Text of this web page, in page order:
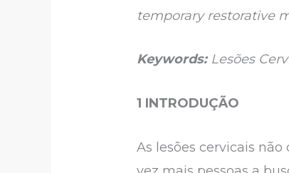
temporary restorative
Keywords:Lesões
1 INTRODUÇÃO
As lesões cervicais